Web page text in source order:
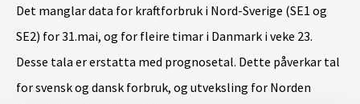
Det manglar data for kraftforbruk i Nord-Sverige (SE1 og
SE2) for 31.mai, og for fleire timar i Danmark i veke 23.
Desse tala er erstatta med prognosetal. Dette påverkar tal
for svensk og dansk forbruk, og utveksling for Norden